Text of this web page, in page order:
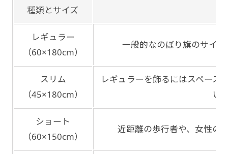
種類とサイズ
レギュラー
（60×180cm）
一般的なのぼり旗のサイ
スリム
（45×180cm）
レギュラーを飾るにはスペース
い
ショート
（60×150cm）
近距離の歩行者や、女性の